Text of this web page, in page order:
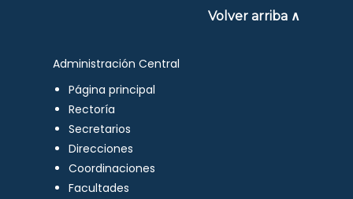
Volver arriba ∧
Administración Central
Página principal
Rectoría
Secretarios
Direcciones
Coordinaciones
Facultades